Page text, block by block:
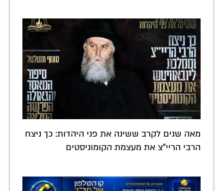
מאה שנים לקרב ששינה את פני היהדות: כך ניצח
הרבי הריי"צ את מעצמת הקומוניסטים